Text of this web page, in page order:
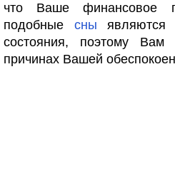
что Ваше финансовое
подобные сны являются
состояния, поэтому Вам
причинах Вашей